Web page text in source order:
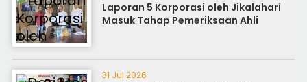
Laporan 5 Korporasi oleh Jikalahari
Masuk Tahap Pemeriksaan Ahli
31 Jul 2026